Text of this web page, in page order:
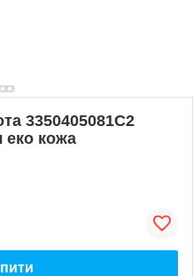
3350405081C2
еко кожа